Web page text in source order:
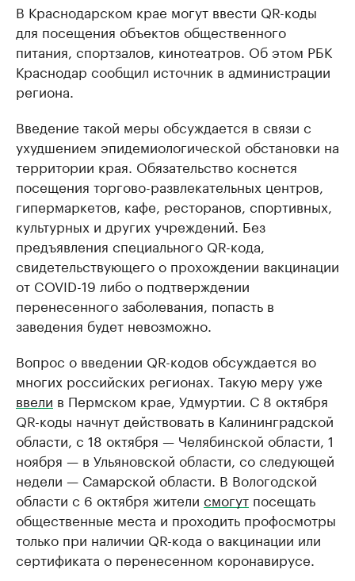
В Краснодарском крае могут ввести QR-коды
для посещения объектов общественного
питания, спортзалов, кинотеатров. Об этом РБК
Краснодар сообщил источник в администрации
региона.
Введение такой меры обсуждается в связи с
ухудшением эпидемиологической обстановки на
территории края. Обязательство коснется
посещения торгово-развлекательных центров,
гипермаркетов, кафе, ресторанов, спортивных,
культурных и других учреждений. Без
предъявления специального QR-кода,
свидетельствующего о прохождении вакцинации
от COVID-19 либо о подтверждении
перенесенного заболевания, попасть в
заведения будет невозможно.
Вопрос о введении QR-кодов обсуждается во
многих российских регионах. Такую меру уже
ввели в Пермском крае, Удмуртии. С 8 октября
QR-коды начнут действовать в Калининградской
области, с 18 октября — Челябинской области, 1
ноября — в Ульяновской области, со следующей
недели — Самарской области. В Вологодской
области с 6 октября жители смогут посещать
общественные места и проходить профосмотры
только при наличии QR-кода о вакцинации или
сертификата о перенесенном коронавирусе.